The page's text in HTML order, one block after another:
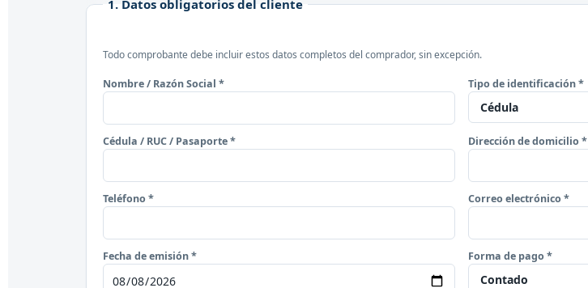
1. Datos obligatorios del cliente
Todo comprobante debe incluir estos datos completos del comprador, sin excepción.
Nombre / Razón Social * Tipo de identificación *
Cédula / RUC / Pasaporte * Dirección de domicilio *
Teléfono * Correo electrónico *
Fecha de emisión * Forma de pago *